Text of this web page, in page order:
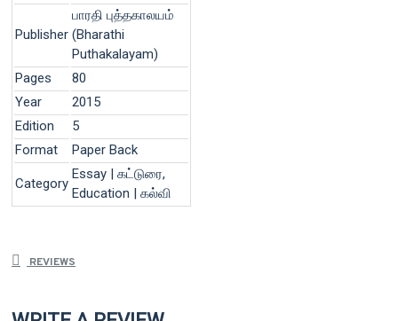
Publisher
பாரதி புத்தகாலயம்
(Bharathi
Puthakalayam)
Pages
80
Year
2015
Edition
5
Format
Paper Back
Category
Essay | கட்டுரை,
Education | கல்வி
REVIEWS